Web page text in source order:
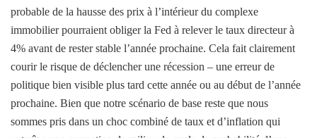
probable de la hausse des prix à l’intérieur du complexe
immobilier pourraient obliger la Fed à relever le taux directeur à
4% avant de rester stable l’année prochaine. Cela fait clairement
courir le risque de déclencher une récession – une erreur de
politique bien visible plus tard cette année ou au début de l’année
prochaine. Bien que notre scénario de base reste que nous
sommes pris dans un choc combiné de taux et d’inflation qui